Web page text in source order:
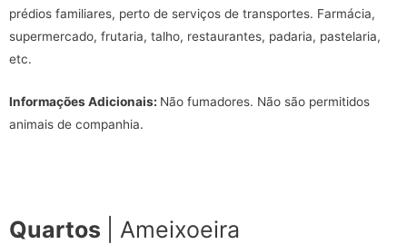
prédios familiares, perto de serviços de transportes. Farmácia,
supermercado, frutaria, talho, restaurantes, padaria, pastelaria,
etc.
Informações Adicionais: Não fumadores. Não são permitidos
animais de companhia.
Quartos | Ameixoeira